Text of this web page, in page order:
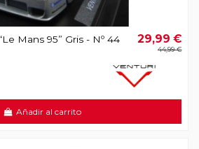
Mans 95” Gris - Nº 44
29,99 €
44,99 €
Añadir al carrito